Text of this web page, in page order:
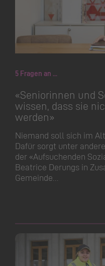
5 Fragen an ...
«Seniorinnen und
wissen, dass sie
werden»
Niemand soll sich im
Dafür sorgt unter
der «Aufsuchenden
Beatrice Derungs in
Gemeinde…